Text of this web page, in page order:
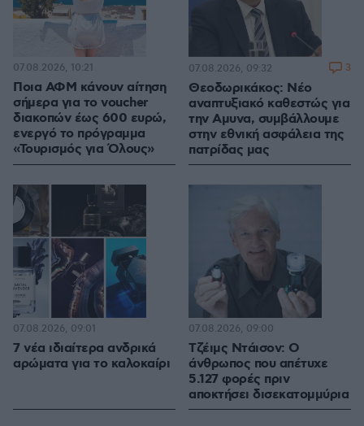
Ποια ΑΦΜ κάνουν αίτηση
σήμερα για το voucher
διακοπών έως 600 ευρώ,
ενεργό το πρόγραμμα
«Τουρισμός για Όλους»
07.08.2026, 10:21
Θεοδωρικάκος: Νέο
αναπτυξιακό καθεστώς για
την Αμυνα, συμβάλλουμε
στην εθνική ασφάλεια της
πατρίδας μας
07.08.2026, 09:32 3
7 νέα ιδιαίτερα ανδρικά
αρώματα για το καλοκαίρι
07.08.2026, 09:01
Τζέιμς Ντάισον: Ο
άνθρωπος που απέτυχε
5.127 φορές πριν
αποκτήσει δισεκατομμύρια
07.08.2026, 09:00